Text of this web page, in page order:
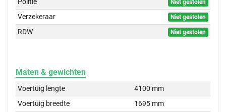
Politie
Niet gestolen
Verzekeraar Niet gestolen
RDW Niet gestolen
Maten & gewichten
Voertuig lengte
4100 mm
Voertuig breedte
1695 mm